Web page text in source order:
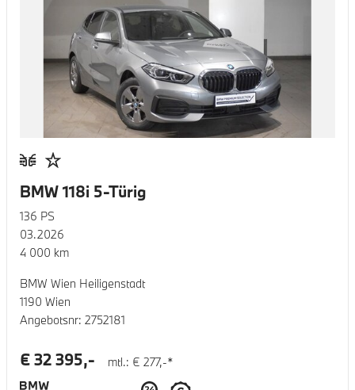
BMW 118i 5-Türig
136 PS
03.2026
4 000 km
BMW Wien Heiligenstadt
1190 Wien
Angebotsnr: 2752181
mtl.: € 277,-*
€ 32 395,-